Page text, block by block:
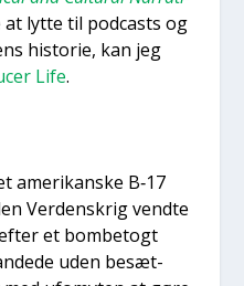
at lyt­te til podcasts og
histo­rie, kan jeg
Life.
ame­ri­kan­ske B‑17
Ver­denskrig vend­te
et bom­be­togt
uden besæt­